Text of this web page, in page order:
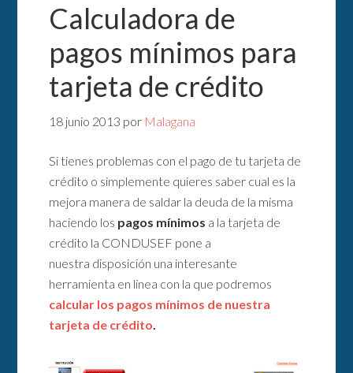
Calculadora de
pagos mínimos para
tarjeta de crédito
18 junio 2013 por Malagana
Si tienes problemas con el pago de tu tarjeta de
crédito o simplemente quieres saber cual es la
mejora manera de saldar la deuda de la misma
haciendo los pagos mínimos a la tarjeta de
crédito la CONDUSEF pone a
nuestra disposición una interesante
herramienta en linea con la que podremos
calcular los pagos mínimos de nuestra
tarjeta de crédito.